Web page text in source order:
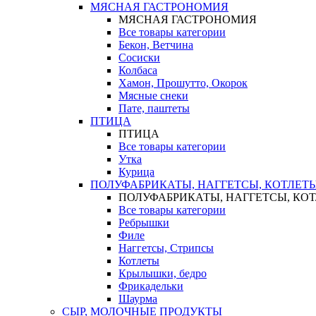
МЯСНАЯ ГАСТРОНОМИЯ
МЯСНАЯ ГАСТРОНОМИЯ
Все товары категории
Бекон, Ветчина
Сосиски
Колбаса
Хамон, Прошутто, Окорок
Мясные снеки
Пате, паштеты
ПТИЦА
ПТИЦА
Все товары категории
Утка
Курица
ПОЛУФАБРИКАТЫ, НАГГЕТСЫ,
ПОЛУФАБРИКАТЫ, НАГГЕТСЫ,
Все товары категории
Ребрышки
Филе
Наггетсы, Стрипсы
Котлеты
Крылышки, бедро
Фрикадельки
Шаурма
СЫР, МОЛОЧНЫЕ ПРОДУКТЫ